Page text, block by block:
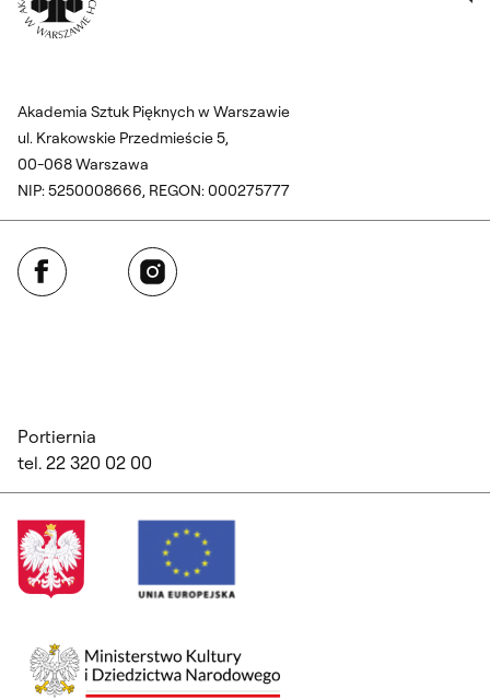
Akademia Sztuk Pięknych w Warszawie
ul. Krakowskie Przedmieście 5,
00-068 Warszawa
NIP: 5250008666, REGON: 000275777
Facebook Instagram
Portiernia
tel. 22 320 02 00